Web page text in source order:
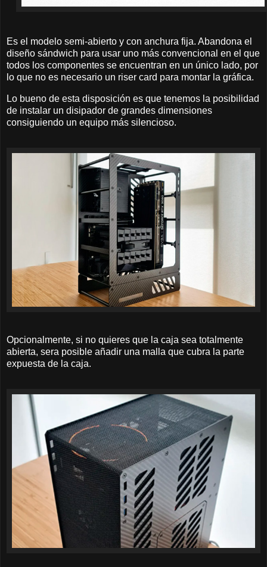
Es el modelo semi-abierto y con anchura fija. Abandona el
diseño sándwich para usar uno más convencional en el que
todos los componentes se encuentran en un único lado, por
lo que no es necesario un riser card para montar la gráfica.
Lo bueno de esta disposición es que tenemos la posibilidad
de instalar un disipador de grandes dimensiones
consiguiendo un equipo más silencioso.
Opcionalmente, si no quieres que la caja sea totalmente
abierta, sera posible añadir una malla que cubra la parte
expuesta de la caja.